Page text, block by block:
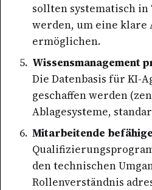
sollten systematisch
werden, um eine
ermöglichen.
Wissensmanagement
Die Datenbasis für KI-
geschaffen werden
Ablagesysteme,
Mitarbeitende
den technischen
Rollenverständnis